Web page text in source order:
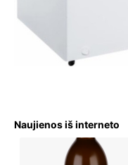
Naujienos iš interneto